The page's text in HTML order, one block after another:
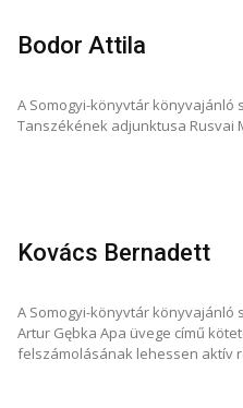
Bodor Attila
A Somogyi-könyvtár könyvajánló
Tanszékének adjunktusa Rusvai
Kovács Bernadett
A Somogyi-könyvtár
Artur Gębka Apa üvege című
felszámolásának lehessen aktív